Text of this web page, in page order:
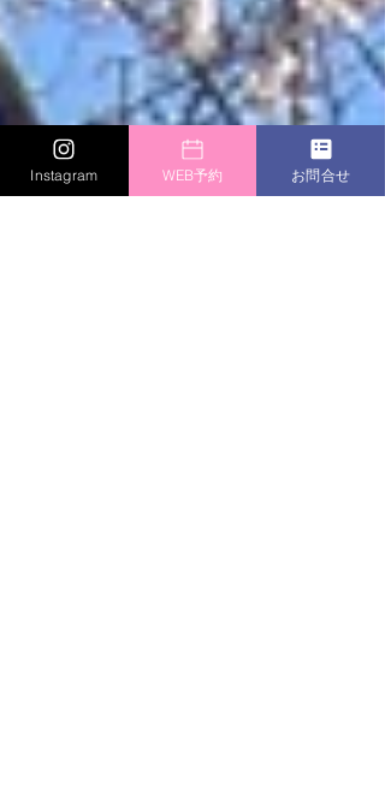
Instagram WEB予約 お問合せ